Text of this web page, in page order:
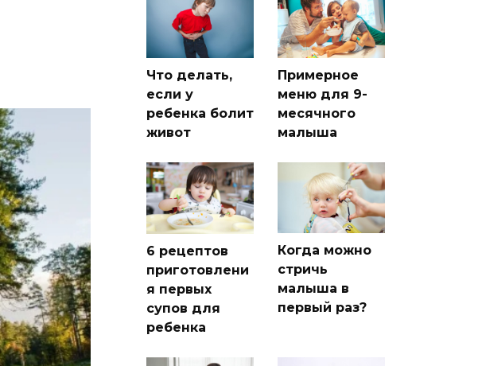
Что делать,
если у
ребенка болит
живот
Примерное
меню для 9-
месячного
малыша
6 рецептов
приготовлени
я первых
супов для
ребенка
Когда можно
стричь
малыша в
первый раз?